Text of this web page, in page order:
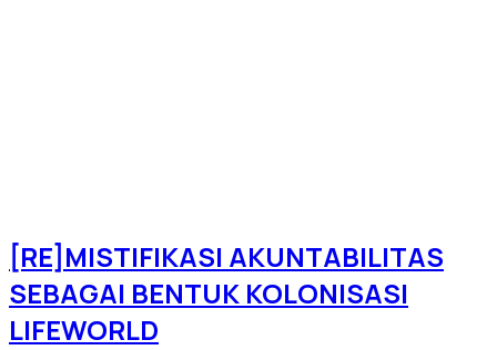
[RE]MISTIFIKASI AKUNTABILITAS
SEBAGAI BENTUK KOLONISASI
LIFEWORLD